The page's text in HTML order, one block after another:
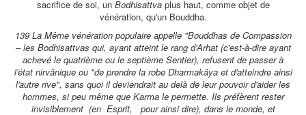
sacrifice de soi, un Bodhisattva plus haut, comme objet de
vénération, qu'un Bouddha.
139 La Même vénération populaire appelle "Bouddhas de Compassion
– les Bodhisattvas qui, ayant atteint le rang d'Arhat (c'est-à-dire ayant
achevé le quatrième ou le septième Sentier), refusent de passer à
l'état nirvânique ou "de prendre la robe Dharmakâya et d'atteindre ainsi
l'autre rive", sans quoi il deviendrait au delà de leur pouvoir d'aider les
hommes, si peu même que Karma le permette. Ils préfèrent rester
invisiblement (en Esprit, pour ainsi dire), dans le monde, et